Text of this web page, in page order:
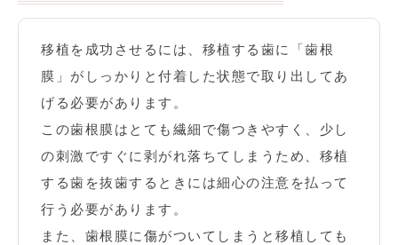
移植を成功させるには、移植する歯に「歯根
膜」がしっかりと付着した状態で取り出してあ
げる必要があります。
この歯根膜はとても繊細で傷つきやすく、少し
の刺激ですぐに剥がれ落ちてしまうため、移植
する歯を抜歯するときには細心の注意を払って
行う必要があります。
また、歯根膜に傷がついてしまうと移植しても